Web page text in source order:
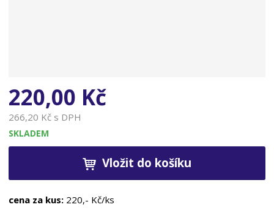
220,00 Kč
266,20 Kč s DPH
SKLADEM
Vložit do košíku
cena za kus: 220,- Kč/ks